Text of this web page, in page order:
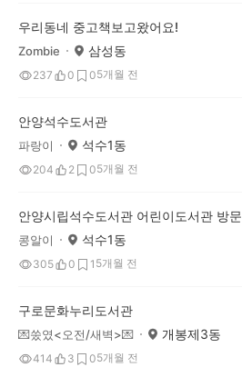
우리동네 중고책보고왔어요!
Zombie 삼성동
237 0 05개월 전
안양석수도서관
파랑이 석수1동
204 2 05개월 전
안양시립석수도서관 어린이도서관 방문
콩알이 석수1동
305 0 1 5개월 전
구로문화누리도서관
💌쑸였<오전/새벽>💌 개봉제3동
414 3 05개월 전